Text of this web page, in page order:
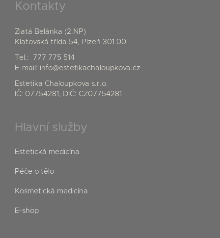
Kontakty
Zlatá Belánka (2.NP)
Klatovská třída 54, Plzeň 301 00
Tel.:
777 775 514
E-mail: info@estetikachaloupkova.cz
Estetika Chaloupkova s.r.o.
IČ: 07754281, DIČ: CZ07754281
Hlavní služby
Estetická medicína
Péče o tělo
Kosmetická medicína
E-shop